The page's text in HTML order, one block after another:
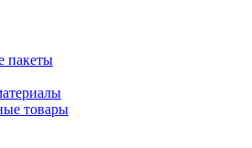
пакеты
товары